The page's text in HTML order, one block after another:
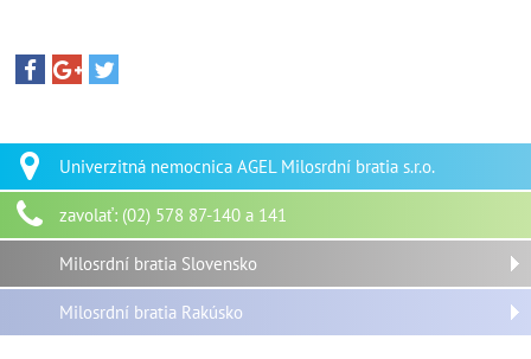
Univerzitná nemocnica AGEL Milosrdní bratia s.r.o.
zavolať: (02) 578 87-140 a 141
Milosrdní bratia Slovensko
Milosrdní bratia Rakúsko